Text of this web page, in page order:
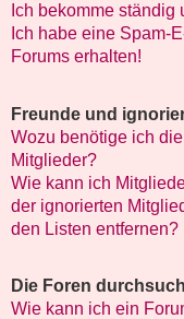
Ich bekomme
Ich habe eine Spam-
Forums erhalten!
Freunde und
Wozu benötige ich
Mitglieder?
Wie kann ich
der ignorierten
den Listen entfernen?
Die Foren
Wie kann ich ein